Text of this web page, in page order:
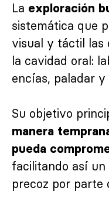
La exploración
sistemática que
visual y táctil las
la cavidad oral:
encías, paladar
Su objetivo
manera
pueda
facilitando así
precoz por parte